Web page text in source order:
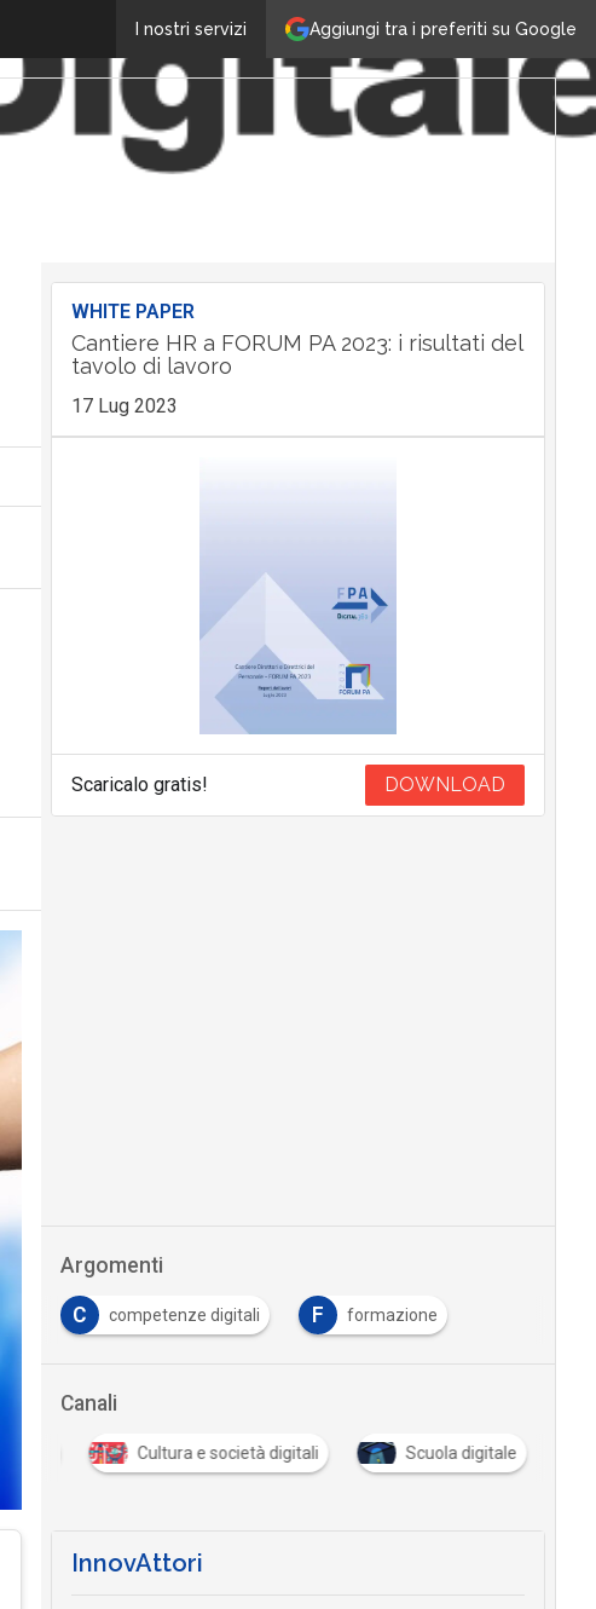
Aggiungi tra i preferiti su Google
I nostri servizi
WHITE PAPER
Cantiere HR a FORUM PA 2023: i risultati del
tavolo di lavoro
17 Lug 2023
Scaricalo gratis! DOWNLOAD
Argomenti
C competenze digitali F formazione
Canali
Cultura e società digitali Scuola digitale
InnovAttori